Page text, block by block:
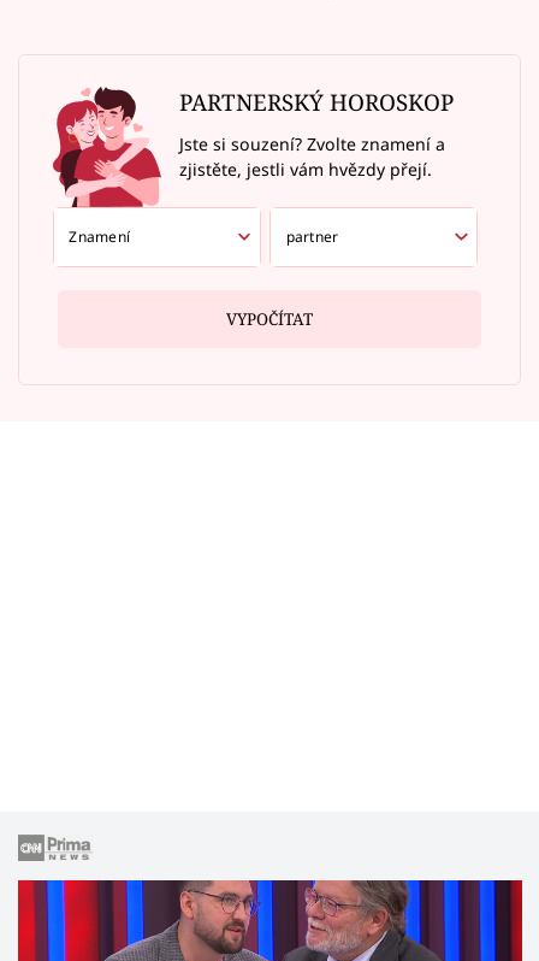
PARTNERSKÝ HOROSKOP
Jste si souzení? Zvolte znamení a
zjistěte, jestli vám hvězdy přejí.
VYPOČÍTAT